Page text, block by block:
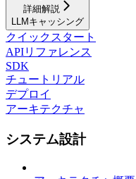
詳細解説
LLMキャッシング
クイックスタート
APIリファレンス
SDK
チュートリアル
デプロイ
アーキテクチャ
システム設計